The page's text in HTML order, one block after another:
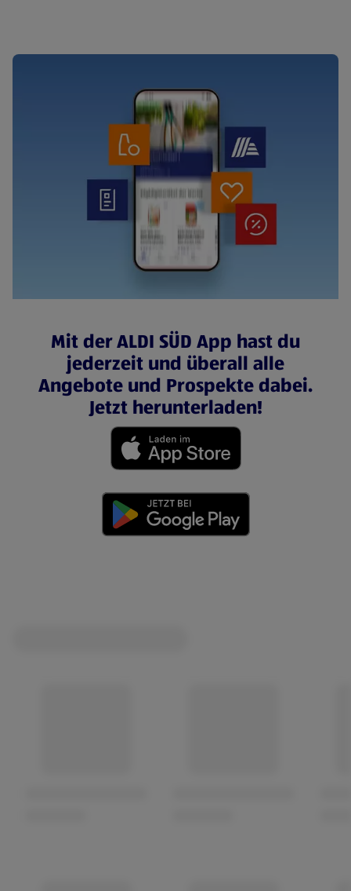
Mit der ALDI SÜD App hast du
jederzeit und überall alle
Angebote und Prospekte dabei.
Jetzt herunterladen!